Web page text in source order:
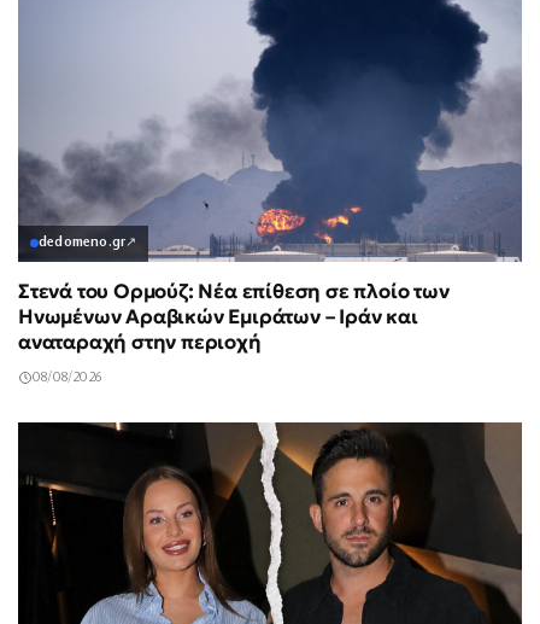
dedomeno.gr↗
Στενά του Ορμούζ: Νέα επίθεση σε πλοίο των
Ηνωμένων Αραβικών Εμιράτων – Ιράν και
αναταραχή στην περιοχή
08/08/2026